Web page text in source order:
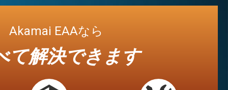
Akamai EAAなら
て解決できます